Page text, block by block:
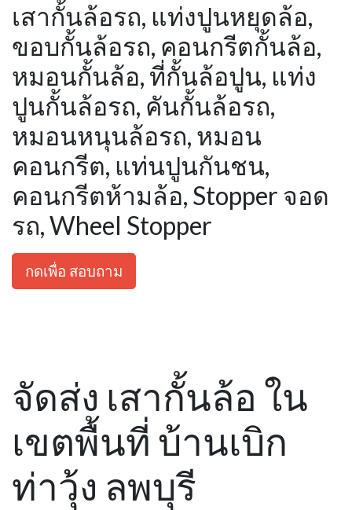
เสากั้นล้อรถ, แท่งปูนหยุดล้อ,
ขอบกั้นล้อรถ, คอนกรีตกั้นล้อ,
หมอนกั้นล้อ, ที่กั้นล้อปูน, แท่ง
ปูนกั้นล้อรถ, คันกั้นล้อรถ,
หมอนหนุนล้อรถ, หมอน
คอนกรีต, แท่นปูนกันชน,
คอนกรีตห้ามล้อ, Stopper จอด
รถ, Wheel Stopper
กดเพื่อ สอบถาม
จัดส่ง เสากั้นล้อ ใน
เขตพื้นที่ บ้านเบิก
ท่าวุ้ง ลพบุรี